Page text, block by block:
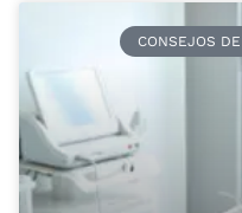
CONSEJOS